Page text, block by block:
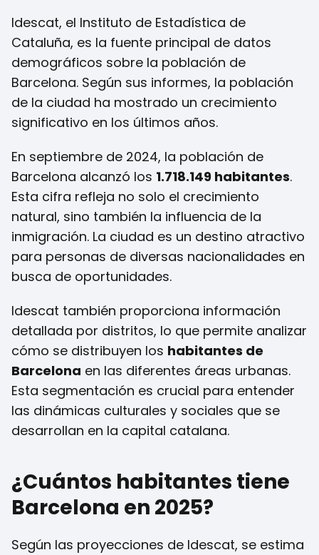
Idescat, el Instituto de Estadística de
Cataluña, es la fuente principal de datos
demográficos sobre la población de
Barcelona. Según sus informes, la población
de la ciudad ha mostrado un crecimiento
significativo en los últimos años.
En septiembre de 2024, la población de
Barcelona alcanzó los 1.718.149 habitantes.
Esta cifra refleja no solo el crecimiento
natural, sino también la influencia de la
inmigración. La ciudad es un destino atractivo
para personas de diversas nacionalidades en
busca de oportunidades.
Idescat también proporciona información
detallada por distritos, lo que permite analizar
cómo se distribuyen los habitantes de
Barcelona en las diferentes áreas urbanas.
Esta segmentación es crucial para entender
las dinámicas culturales y sociales que se
desarrollan en la capital catalana.
¿Cuántos habitantes tiene
Barcelona en 2025?
Según las proyecciones de Idescat, se estima